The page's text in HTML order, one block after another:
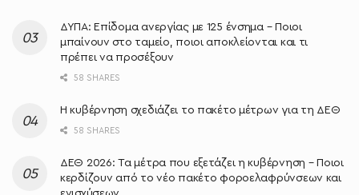
ΔΥΠΑ: Επίδομα ανεργίας με 125 ένσημα – Ποιοι
μπαίνουν στο ταμείο, ποιοι αποκλείονται και τι
πρέπει να προσέξουν
58 SHARES
Η κυβέρνηση σχεδιάζει το πακέτο μέτρων για τη ΔΕΘ
58 SHARES
ΔΕΘ 2026: Τα μέτρα που εξετάζει η κυβέρνηση – Ποιοι
κερδίζουν από το νέο πακέτο φοροελαφρύνσεων και